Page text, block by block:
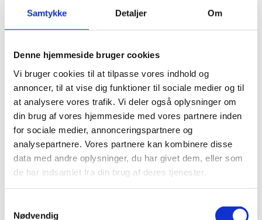
Samtykke Detaljer Om
Denne hjemmeside bruger cookies
Vi bruger cookies til at tilpasse vores indhold og
annoncer, til at vise dig funktioner til sociale medier og til
at analysere vores trafik. Vi deler også oplysninger om
din brug af vores hjemmeside med vores partnere inden
for sociale medier, annonceringspartnere og
analysepartnere. Vores partnere kan kombinere disse
data med andre oplysninger, du har givet dem, eller som
de har indsamlet fra din brug af deres tjenester.
Nødvendig
Ja. Der er allerede i dag mulighed for - og det er
billigere - at få udstedt pas hos en kommune i
udgangspunkt få udstedt et pas ved henvendelse til
Borgerservice i en hvilkensomhelst kommune. Man
behøver ikke at være bosiddende i kommunen eller
have nogen særlig tilknytning til den. Find den
ønskede kommune på
www.borger.dk og ring på
forhånd for åbningstider, tidsbestilling mv. og oplys,
at du er bosiddende i udlandet. Det er muligt mod et
gebyr at få udleveret pas bestilt i Danmark på
ambassaden i Tallinn.
Kan jeg få mit barn indskrevet i passet?